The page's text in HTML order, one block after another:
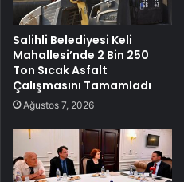
Salihli Belediyesi Keli
Mahallesi’nde 2 Bin 250
Ton Sıcak Asfalt
Çalışmasını Tamamladı
Ağustos 7, 2026